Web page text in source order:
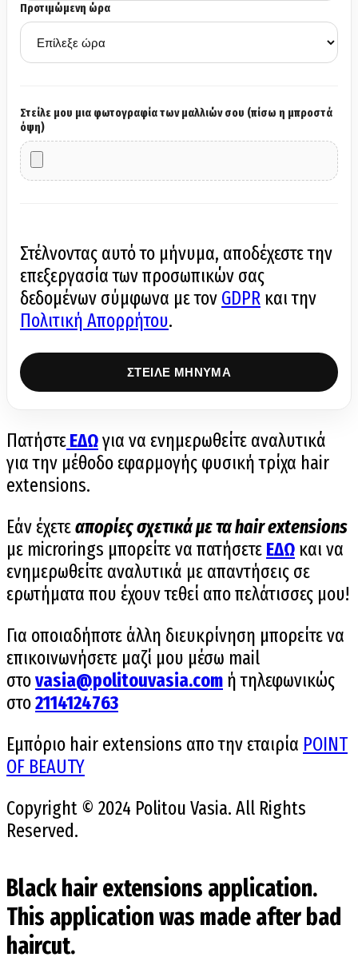
Προτιμώμενη ώρα
Στείλε μου μια φωτογραφία των μαλλιών σου (πίσω η μπροστά
όψη)
Στέλνοντας αυτό το μήνυμα, αποδέχεστε την
επεξεργασία των προσωπικών σας
δεδομένων σύμφωνα με τον GDPR και την
Πολιτική Απορρήτου.
ΠατήστεΕΔΩγια να ενημερωθείτε αναλυτικά
για την μέθοδο εφαρμογής φυσική τρίχα hair
extensions.
Εάν έχετεαπορίες σχετικά με τα hair extensions
με microrings μπορείτε να πατήσετε ΕΔΩ και να
ενημερωθείτε αναλυτικά με απαντήσεις σε
ερωτήματα που έχουν τεθεί απο πελάτισσες μου!
Για οποιαδήποτε άλλη διευκρίνηση μπορείτε να
επικοινωνήσετε μαζί μου μέσω mail
στοvasia@politouvasia.com ή τηλεφωνικώς
στο2114124763
Εμπόριο hair extensions απο την εταιρία POINT
OF BEAUTY
Copyright © 2024 Politou Vasia. All Rights
Reserved.
Black hair extensions application.
This application was made after bad
haircut.